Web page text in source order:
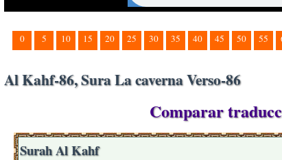
0 5 10 15 20 25 30 35 40 45 50 55
Al Kahf-86, Sura La caverna Verso-86
Comparar
Surah Al Kahf